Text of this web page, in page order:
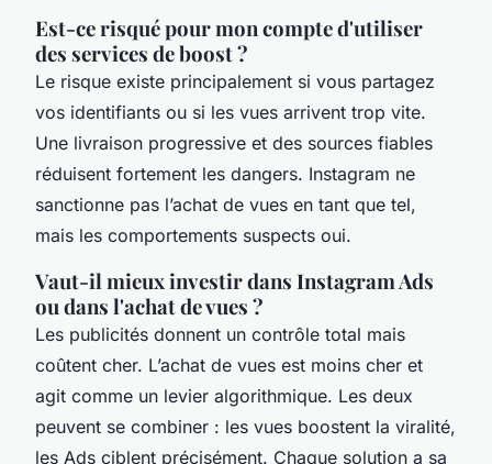
Est-ce risqué pour mon compte d'utiliser
des services de boost ?
Le risque existe principalement si vous partagez
vos identifiants ou si les vues arrivent trop vite.
Une livraison progressive et des sources fiables
réduisent fortement les dangers. Instagram ne
sanctionne pas l’achat de vues en tant que tel,
mais les comportements suspects oui.
Vaut-il mieux investir dans Instagram Ads
ou dans l'achat de vues ?
Les publicités donnent un contrôle total mais
coûtent cher. L’achat de vues est moins cher et
agit comme un levier algorithmique. Les deux
peuvent se combiner : les vues boostent la viralité,
les Ads ciblent précisément. Chaque solution a sa